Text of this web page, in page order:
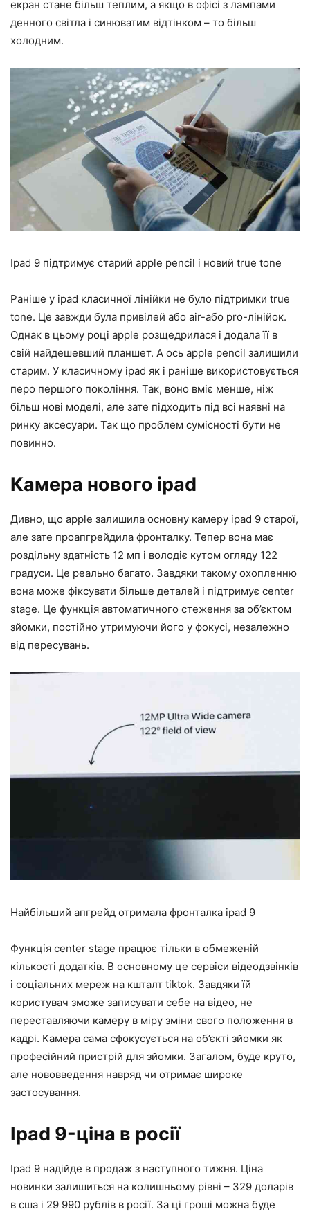
екран стане більш теплим, а якщо в офісі з лампами
денного світла і синюватим відтінком – то більш
холодним.
Ipad 9 підтримує старий apple pencil і новий true tone
Раніше у ipad класичної лінійки не було підтримки true
tone. Це завжди була привілей або air-або pro-лінійок.
Однак в цьому році apple розщедрилася і додала її в
свій найдешевший планшет. А ось apple pencil залишили
старим. У класичному ipad як і раніше використовується
перо першого покоління. Так, воно вміє менше, ніж
більш нові моделі, але зате підходить під всі наявні на
ринку аксесуари. Так що проблем сумісності бути не
повинно.
Камера нового ipad
Дивно, що apple залишила основну камеру ipad 9 старої,
але зате проапгрейдила фронталку. Тепер вона має
роздільну здатність 12 мп і володіє кутом огляду 122
градуси. Це реально багато. Завдяки такому охопленню
вона може фіксувати більше деталей і підтримує center
stage. Це функція автоматичного стеження за об’єктом
зйомки, постійно утримуючи його у фокусі, незалежно
від пересувань.
Найбільший апгрейд отримала фронталка ipad 9
Функція center stage працює тільки в обмеженій
кількості додатків. В основному це сервіси відеодзвінків
і соціальних мереж на кшталт tiktok. Завдяки їй
користувач зможе записувати себе на відео, не
переставляючи камеру в міру зміни свого положення в
кадрі. Камера сама сфокусується на об’єкті зйомки як
професійний пристрій для зйомки. Загалом, буде круто,
але нововведення навряд чи отримає широке
застосування.
Ipad 9-ціна в росії
Ipad 9 надійде в продаж з наступного тижня. Ціна
новинки залишиться на колишньому рівні – 329 доларів
в сша і 29 990 рублів в росії. За ці гроші можна буде